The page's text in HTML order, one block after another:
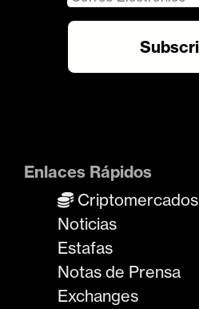
Enlaces Rápidos
Criptomercados
Noticias
Estafas
Notas de Prensa
Exchanges